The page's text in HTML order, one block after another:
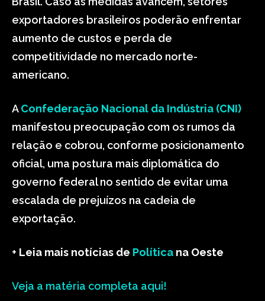
exportadores brasileiros poderão enfrentar
aumento de custos e perda de
competitividade no mercado norte-
americano.
AConfederação Nacional da Indústria (CNI)
manifestou preocupação com os rumos da
relação e cobrou, conforme posicionamento
oficial, uma postura mais diplomática do
governo federal no sentido de evitar uma
escalada de prejuízos na cadeia de
exportação.
+ Leia mais notícias de Política na Oeste
Veja a matéria completa aqui!